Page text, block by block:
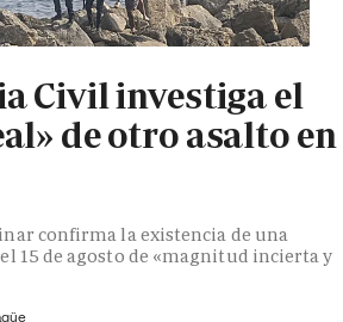
Civil investiga el
de otro asalto en
confirma la existencia de una
15 de agosto de «magnitud incierta y